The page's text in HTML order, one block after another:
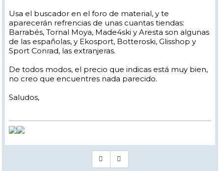
Usa el buscador en el foro de material, y te
aparecerán refrencias de unas cuantas tiendas:
Barrabés, Tornal Moya, Made4ski y Aresta son algunas
de las españolas, y Ekosport, Botteroski, Glisshop y
Sport Conrad, las extranjeras.
De todos modos, el precio que indicas está muy bien,
no creo que encuentres nada parecido.
Saludos,